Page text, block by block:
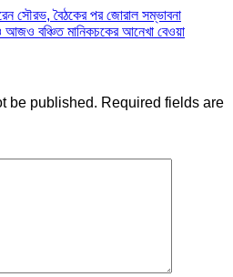
সৌরভ, বৈঠকের পর জোরাল সম্ভাবনা
আজও বঞ্চিত মানিকচকের আনেখা বেওয়া
be published. Required fields are